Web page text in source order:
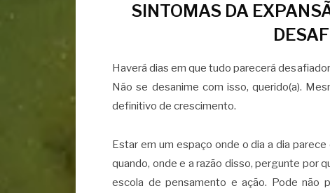
SINTOMAS DA
Haverá dias em que tudo parecerá
Não se desanime com isso, querido(a).
definitivo de crescimento.
Estar em um espaço onde o dia a dia
quando, onde e a razão disso, pergunte por
escola de pensamento e ação. Pode não